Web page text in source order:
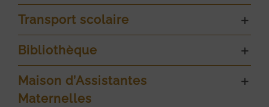
Transport scolaire
Bibliothèque
Maison d’Assistantes
Maternelles